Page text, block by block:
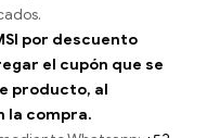
por descuento
el cupón que se
producto, al
la compra.